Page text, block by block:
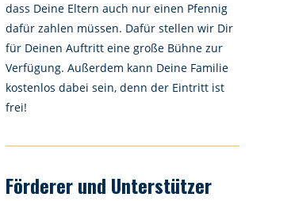
dass Deine Eltern auch nur einen Pfennig
dafür zahlen müssen. Dafür stellen wir Dir
für Deinen Auftritt eine große Bühne zur
Verfügung. Außerdem kann Deine Familie
kostenlos dabei sein, denn der Eintritt ist
frei!
Förderer und Unterstützer